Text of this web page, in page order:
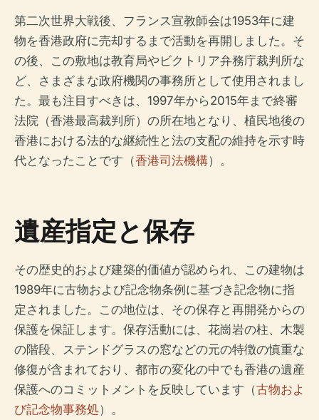
第二次世界大戦後、フランス宣教師会は1953年に建
物を香港政府に売却するまで活動を再開しました。そ
の後、この敷地は教育局やビクトリア弁務庁裁判所な
ど、さまざまな政府機関の事務所として使用されまし
た。最も注目すべきは、1997年から2015年まで終審
法院（香港最高裁判所）の所在地となり、植民地後の
香港における法的な継続性と法の支配の維持を示す時
代となったことです（香港司法機構）。
遺産指定と保存
その歴史的および建築的価値が認められ、この建物は
1989年に古物および記念物条例に基づき記念物に指
定されました。この地位は、その保存と再開発からの
保護を保証します。保存活動には、花崗岩の柱、木製
の階段、ステンドグラスの窓などの元の特徴の慎重な
修復が含まれており、都市の変化の中でも香港の遺産
保護へのコミットメントを反映しています（古物およ
び記念物事務処）。